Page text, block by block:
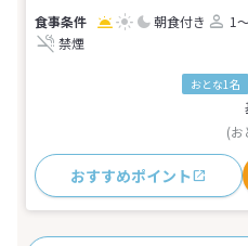
朝食付き 1
禁煙
おとな1名
(お
おすすめポイント